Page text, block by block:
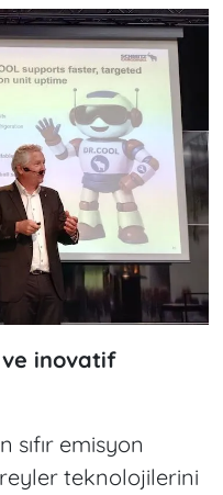
ve inovatif
sıfır emisyon
teknolojilerini